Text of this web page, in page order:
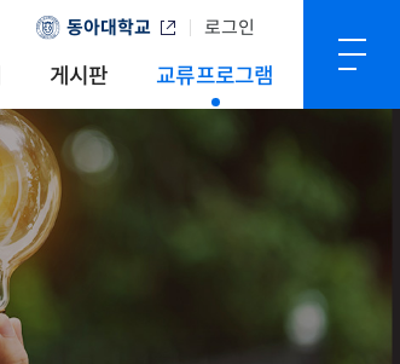
동아대학교 로그인
게시판 교류프로그램